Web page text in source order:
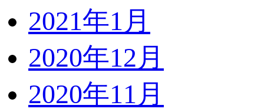
2021年1月
2020年12月
2020年11月